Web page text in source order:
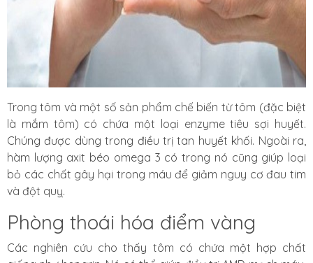
Trong tôm và một số sản phẩm chế biến từ tôm (đặc biệt
là mắm tôm) có chứa một loại enzyme tiêu sợi huyết.
Chúng được dùng trong điều trị tan huyết khối. Ngoài ra,
hàm lượng axit béo omega 3 có trong nó cũng giúp loại
bỏ các chất gây hại trong máu để giảm nguy cơ đau tim
và đột quỵ.
Phòng thoái hóa điểm vàng
Các nghiên cứu cho thấy tôm có chứa một hợp chất